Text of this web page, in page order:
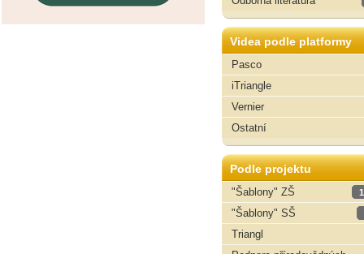
Videa podle platformy
Pasco
iTriangle
Vernier
Ostatní
Podle projektu
"Šablony" ZŠ
"Šablony" SŠ
Triangl